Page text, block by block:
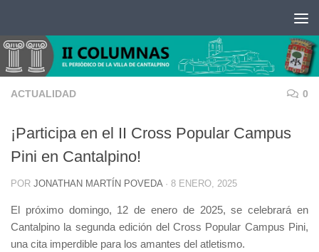
ACTUALIDAD 0
¡Participa en el II Cross Popular Campus
Pini en Cantalpino!
POR JONATHAN MARTÍN POVEDA · 8 ENERO, 2025
El próximo domingo, 12 de enero de 2025, se celebrará en
Cantalpino la segunda edición del Cross Popular Campus Pini,
una cita imperdible para los amantes del atletismo.